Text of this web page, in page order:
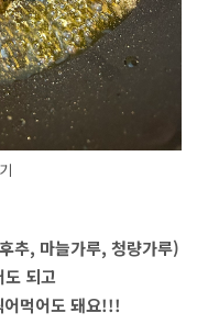
추, 마늘가루, 청량가루)
되고
어먹어도 돼요!!!